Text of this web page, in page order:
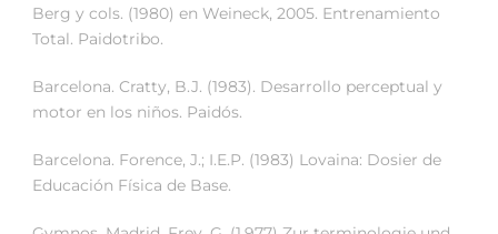
Berg y cols. (1980) en Weineck, 2005. Entrenamiento
Total. Paidotribo.
Barcelona. Cratty, B.J. (1983). Desarrollo perceptual y
motor en los niños. Paidós.
Barcelona. Forence, J.; I.E.P. (1983) Lovaina: Dosier de
Educación Física de Base.